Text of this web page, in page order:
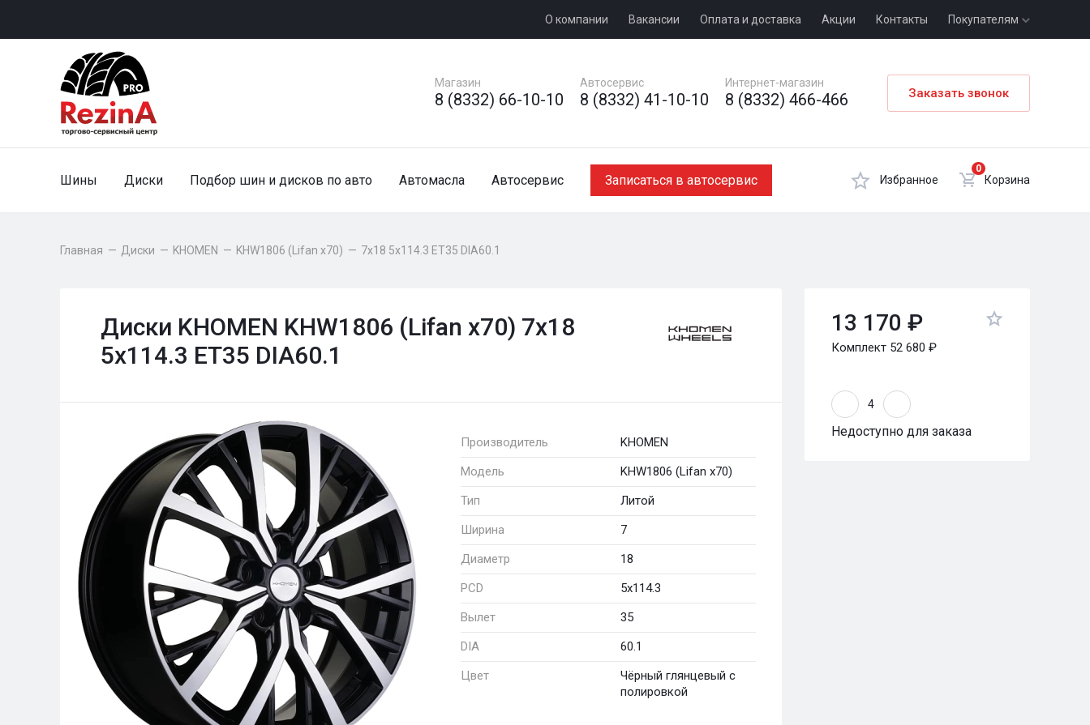
О компании Вакансии Оплата и доставка Акции Контакты Покупателям
Магазин
8 (8332) 66-10-10
Автосервис
8 (8332) 41-10-10
Интернет-магазин
8 (8332) 466-466 Заказать звонок
Шины Диски Подбор шин и дисков по авто Автомасла Автосервис Записаться в автосервис Избранное
0
Корзина
Главная — Диски — KHOMEN — KHW1806 (Lifan x70) — 7x18 5x114.3 ET35 DIA60.1
Диски KHOMEN KHW1806 (Lifan x70) 7x18
5x114.3 ET35 DIA60.1
Производитель
KHOMEN
Модель
KHW1806 (Lifan x70)
Тип
Литой
Ширина
7
Диаметр
18
PCD
5x114.3
Вылет
35
DIA
60.1
Цвет
Чёрный глянцевый с
полировкой
13 170 ₽
Комплект 52 680 ₽
Недоступно для заказа